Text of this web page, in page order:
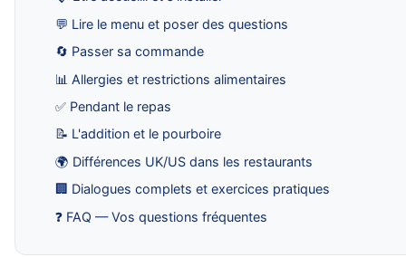
💬 Lire le menu et poser des questions
🔄 Passer sa commande
📊 Allergies et restrictions alimentaires
✅ Pendant le repas
📝 L'addition et le pourboire
🌍 Différences UK/US dans les restaurants
🏢 Dialogues complets et exercices pratiques
❓ FAQ — Vos questions fréquentes